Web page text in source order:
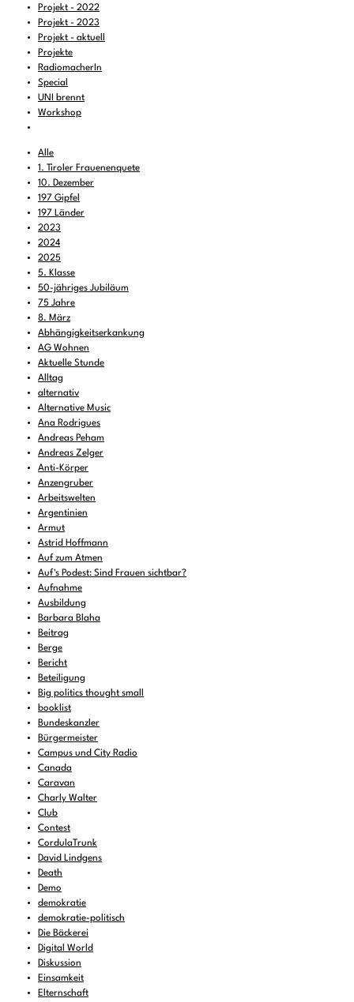
Projekt - 2022
Projekt - 2023
Projekt - aktuell
Projekte
RadiomacherIn
Special
UNI brennt
Workshop
Alle
1. Tiroler Frauenenquete
10. Dezember
197 Gipfel
197 Länder
2023
2024
2025
5. Klasse
50-jähriges Jubiläum
75 Jahre
8. März
Abhängigkeitserkankung
AG Wohnen
Aktuelle Stunde
Alltag
alternativ
Alternative Music
Ana Rodrigues
Andreas Peham
Andreas Zelger
Anti-Körper
Anzengruber
Arbeitswelten
Argentinien
Armut
Astrid Hoffmann
Auf zum Atmen
Auf's Podest: Sind Frauen sichtbar?
Aufnahme
Ausbildung
Barbara Blaha
Beitrag
Berge
Bericht
Beteiligung
Big politics thought small
booklist
Bundeskanzler
Bürgermeister
Campus und City Radio
Canada
Caravan
Charly Walter
Club
Contest
CordulaTrunk
David Lindgens
Death
Demo
demokratie
demokratie-politisch
Die Bäckerei
Digital World
Diskussion
Einsamkeit
Elternschaft